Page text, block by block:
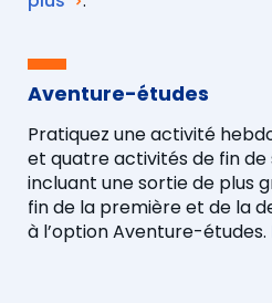
Aventure-études
Pratiquez une activité
et quatre activités de fin de
incluant une sortie de plus
fin de la première et de la
à l’option Aventure-études.